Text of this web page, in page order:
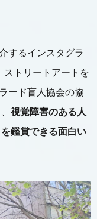
するインスタグラ
ストリートアートを
ード盲人協会の協
視覚障害のある人
鑑賞できる面白い